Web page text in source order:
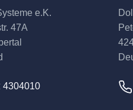
e.K.
47A
4304010